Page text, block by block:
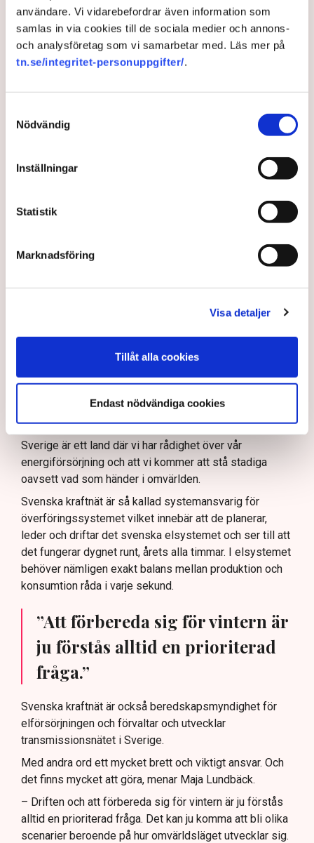
användare. Vi vidarebefordrar även information som
samlas in via cookies till de sociala medier och annons-
och analysföretag som vi samarbetar med. Läs mer på
tn.se/integritet-personuppgifter/.
Nödvändig
Inställningar
Statistik
Marknadsföring
Visa detaljer
Tillåt alla cookies
Endast nödvändiga cookies
bagaget. Därutöver har hon varit analytiker på
Strålsäkerhetsmyndigheten, chefsingenjör hos
Försvarsmakten och specialist på den europeiska
samarbetsorganisationen för stamnätsoperatörer där
Närmast kommer hon från klimat- och
energiminister Ebba Busch statssekreterare i frågor
– Det är väldigt hedersamt och jag tar mig an detta med
regeringens nya plan för
elsystemet: ”Vi har varit
förutsättningar för näringslivet?
– Det är väldigt viktigt att tydliggöra hur vi kan
expandera och möta industrins behov av el. Jag ser det
konkurrenskraft och då är det viktigt att säkerställa
Sverige är ett land där vi har rådighet över vår
energiförsörjning och att vi kommer att stå stadiga
oavsett vad som händer i omvärlden.
Svenska kraftnät är så kallad systemansvarig för
överföringssystemet vilket innebär att de planerar,
leder och driftar det svenska elsystemet och ser till att
det fungerar dygnet runt, årets alla timmar. I elsystemet
behöver nämligen exakt balans mellan produktion och
konsumtion råda i varje sekund.
”Att förbereda sig för vintern är
ju förstås alltid en prioriterad
fråga.”
Svenska kraftnät är också beredskapsmyndighet för
elförsörjningen och förvaltar och utvecklar
transmissionsnätet i Sverige.
Med andra ord ett mycket brett och viktigt ansvar. Och
det finns mycket att göra, menar Maja Lundbäck.
– Driften och att förbereda sig för vintern är ju förstås
alltid en prioriterad fråga. Det kan ju komma att bli olika
scenarier beroende på hur omvärldsläget utvecklar sig.